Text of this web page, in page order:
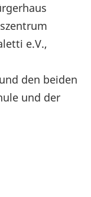
e.V.,
den beiden
und der